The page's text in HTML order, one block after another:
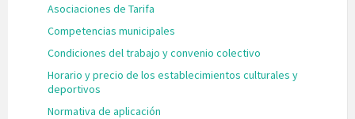
Asociaciones de Tarifa
Competencias municipales
Condiciones del trabajo y convenio colectivo
Horario y precio de los establecimientos culturales y
deportivos
Normativa de aplicación